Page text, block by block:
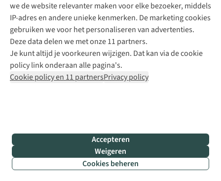
we de website relevanter maken voor elke bezoeker, middels
IP-adres en andere unieke kenmerken. De marketing cookies
gebruiken we voor het personaliseren van advertenties.
Deze data delen we met onze 11 partners.
Je kunt altijd je voorkeuren wijzigen. Dat kan via de cookie
policy link onderaan alle pagina's.
Cookie policy en 11 partnersPrivacy policy
Accepteren
Weigeren
Cookies beheren
Bever
B.V.